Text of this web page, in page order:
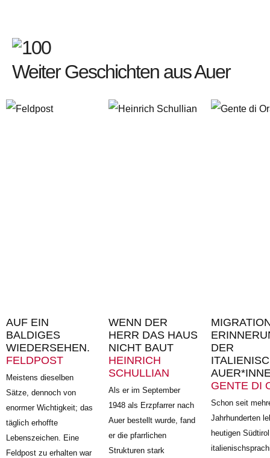
Weiter Geschichten aus Auer
AUF EIN
BALDIGES
WIEDERSEHEN.
FELDPOST
Meistens dieselben
Sätze, dennoch von
enormer Wichtigkeit; das
täglich erhoffte
Lebenszeichen. Eine
Feldpost zu erhalten war
WENN DER
HERR DAS HAUS
NICHT BAUT
HEINRICH
SCHULLIAN
Als er im September
1948 als Erzpfarrer nach
Auer bestellt wurde, fand
er die pfarrlichen
Strukturen stark
DER
GENTE DI
Schon seit
Jahrhunderten
heutigen Südtirol